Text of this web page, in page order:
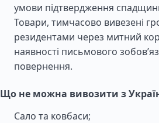
умови підтвердження
Товари, тимчасово вивезені
резидентами через митний
наявності письмового
повернення.
Що не можна вивозити з
Сало та ковбаси;